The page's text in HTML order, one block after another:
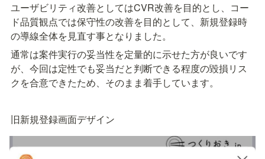
ユーザビリティ改善としてはCVR改善を目的とし、コー
ド品質観点では保守性の改善を目的として、新規登録時
の導線全体を見直す事となりました。
通常は案件実行の妥当性を定量的に示せた方が良いです
が、今回は定性でも妥当だと判断できる程度の毀損リス
クを合意できたため、そのまま着手しています。
旧新規登録画面デザイン